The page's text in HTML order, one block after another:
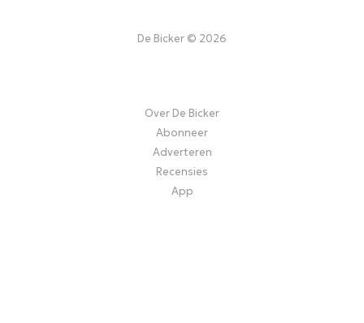
De Bicker © 2026
Over De Bicker
Abonneer
Adverteren
Recensies
App